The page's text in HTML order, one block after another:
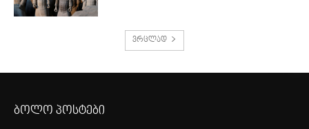
ვრცლად
ბოლო პოსტები